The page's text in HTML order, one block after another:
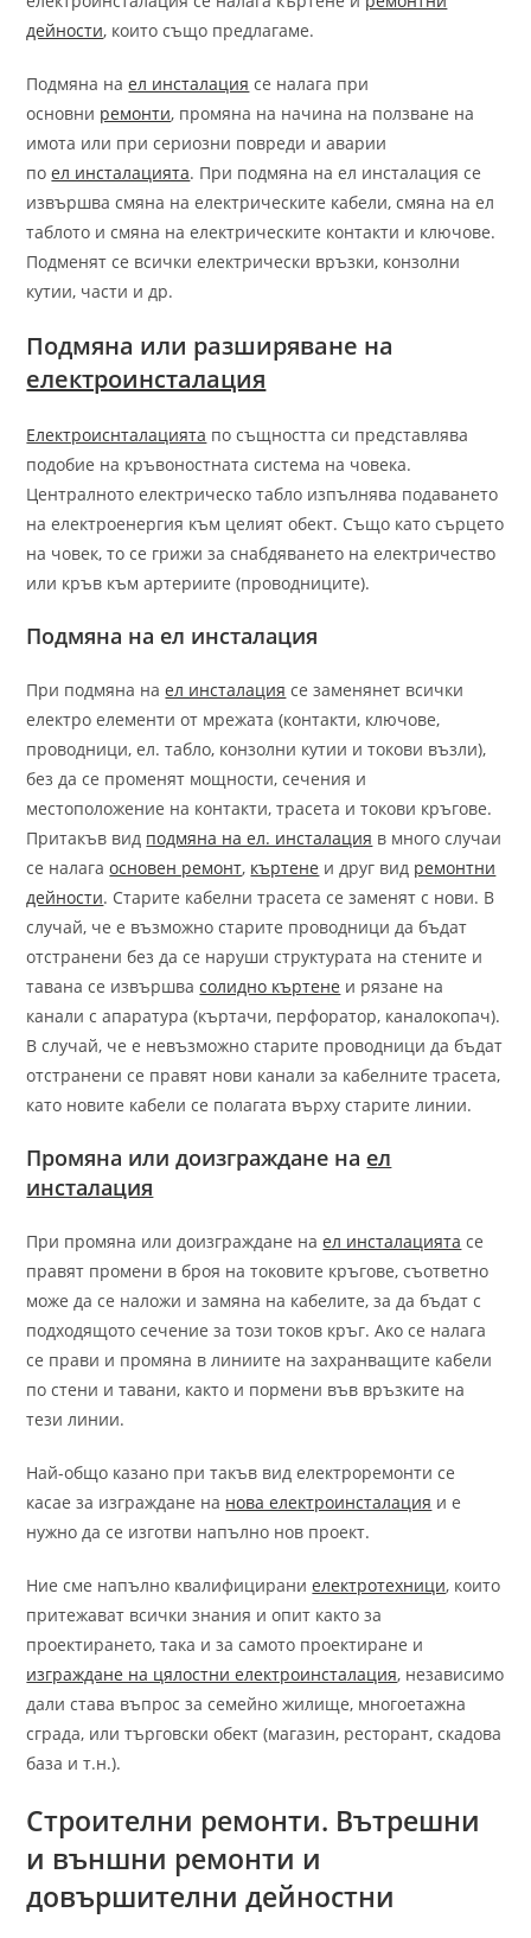
дейности, които също предлагаме.
Подмяна наел инсталация се налага при
основни ремонти, промяна на начина на ползване на
имота или при сериозни повреди и аварии
поел инсталацията. При подмяна на ел инсталация се
извършва смяна на електрическите кабели, смяна на ел
таблото и смяна на електрическите контакти и ключове.
Подменят се всички електрически връзки, конзолни
кутии, части и др.
Подмяна или разширяване на
електроинсталация
Електроиснталацията по същността си представлява
подобие на кръвоностната система на човека.
Централното електрическо табло изпълнява подаването
на електроенергия към целият обект. Също като сърцето
на човек, то се грижи за снабдяването на електричество
или кръв към артериите (проводниците).
Подмяна на ел инсталация
При подмяна наел инсталация се заменянет всички
електро елементи от мрежата (контакти, ключове,
проводници, ел. табло, конзолни кутии и токови възли),
без да се променят мощности, сечения и
местоположение на контакти, трасета и токови кръгове.
Притакъв вид подмяна на ел. инсталация в много случаи
се налагаосновен ремонт, къртене и друг вид ремонтни
дейности. Старите кабелни трасета се заменят с нови. В
случай, че е възможно старите проводници да бъдат
отстранени без да се наруши структурата на стените и
тавана се извършвасолидно къртене и рязане на
канали с апаратура (къртачи, перфоратор, каналокопач).
В случай, че е невъзможно старите проводници да бъдат
отстранени се правят нови канали за кабелните трасета,
като новите кабели се полагата върху старите линии.
Промяна или доизграждане на ел
инсталация
При промяна или доизграждане наел инсталацията се
правят промени в броя на токовите кръгове, съответно
може да се наложи и замяна на кабелите, за да бъдат с
подходящото сечение за този токов кръг. Ако се налага
се прави и промяна в линиите на захранващите кабели
по стени и тавани, както и пормени във връзките на
тези линии.
Най-общо казано при такъв вид електроремонти се
касае за изграждане на нова електроинсталация и е
нужно да се изготви напълно нов проект.
Ние сме напълно квалифицираниелектротехници, които
притежават всички знания и опит както за
проектирането, така и за самото проектиране и
изграждане на цялостни електроинсталация, независимо
дали става въпрос за семейно жилище, многоетажна
сграда, или търговски обект (магазин, ресторант, скадова
база и т.н.).
Строителни ремонти. Вътрешни
и външни ремонти и
довършителни дейностни